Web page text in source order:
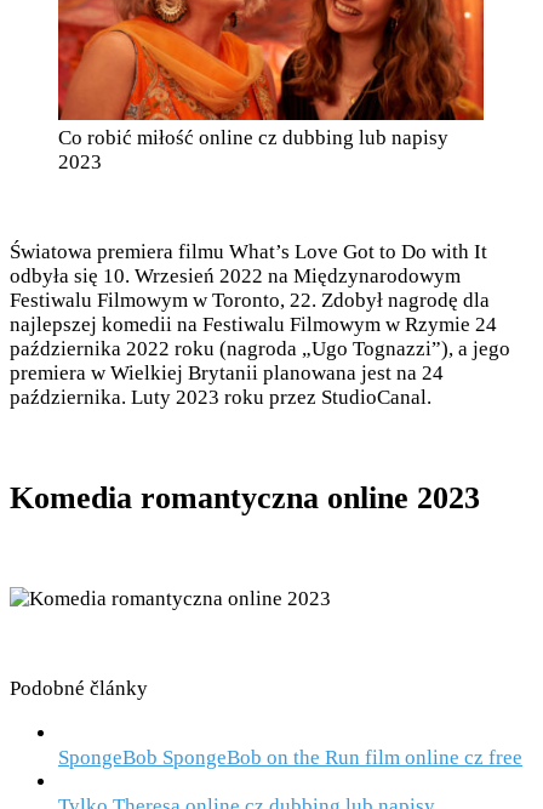
Co robić miłość online cz dubbing lub napisy
2023
Światowa premiera filmu What’s Love Got to Do with It
odbyła się 10. Wrzesień 2022 na Międzynarodowym
Festiwalu Filmowym w Toronto, 22. Zdobył nagrodę dla
najlepszej komedii na Festiwalu Filmowym w Rzymie 24
października 2022 roku (nagroda „Ugo Tognazzi”), a jego
premiera w Wielkiej Brytanii planowana jest na 24
października. Luty 2023 roku przez StudioCanal.
Komedia romantyczna online 2023
Podobné články
SpongeBob SpongeBob on the Run film online cz free